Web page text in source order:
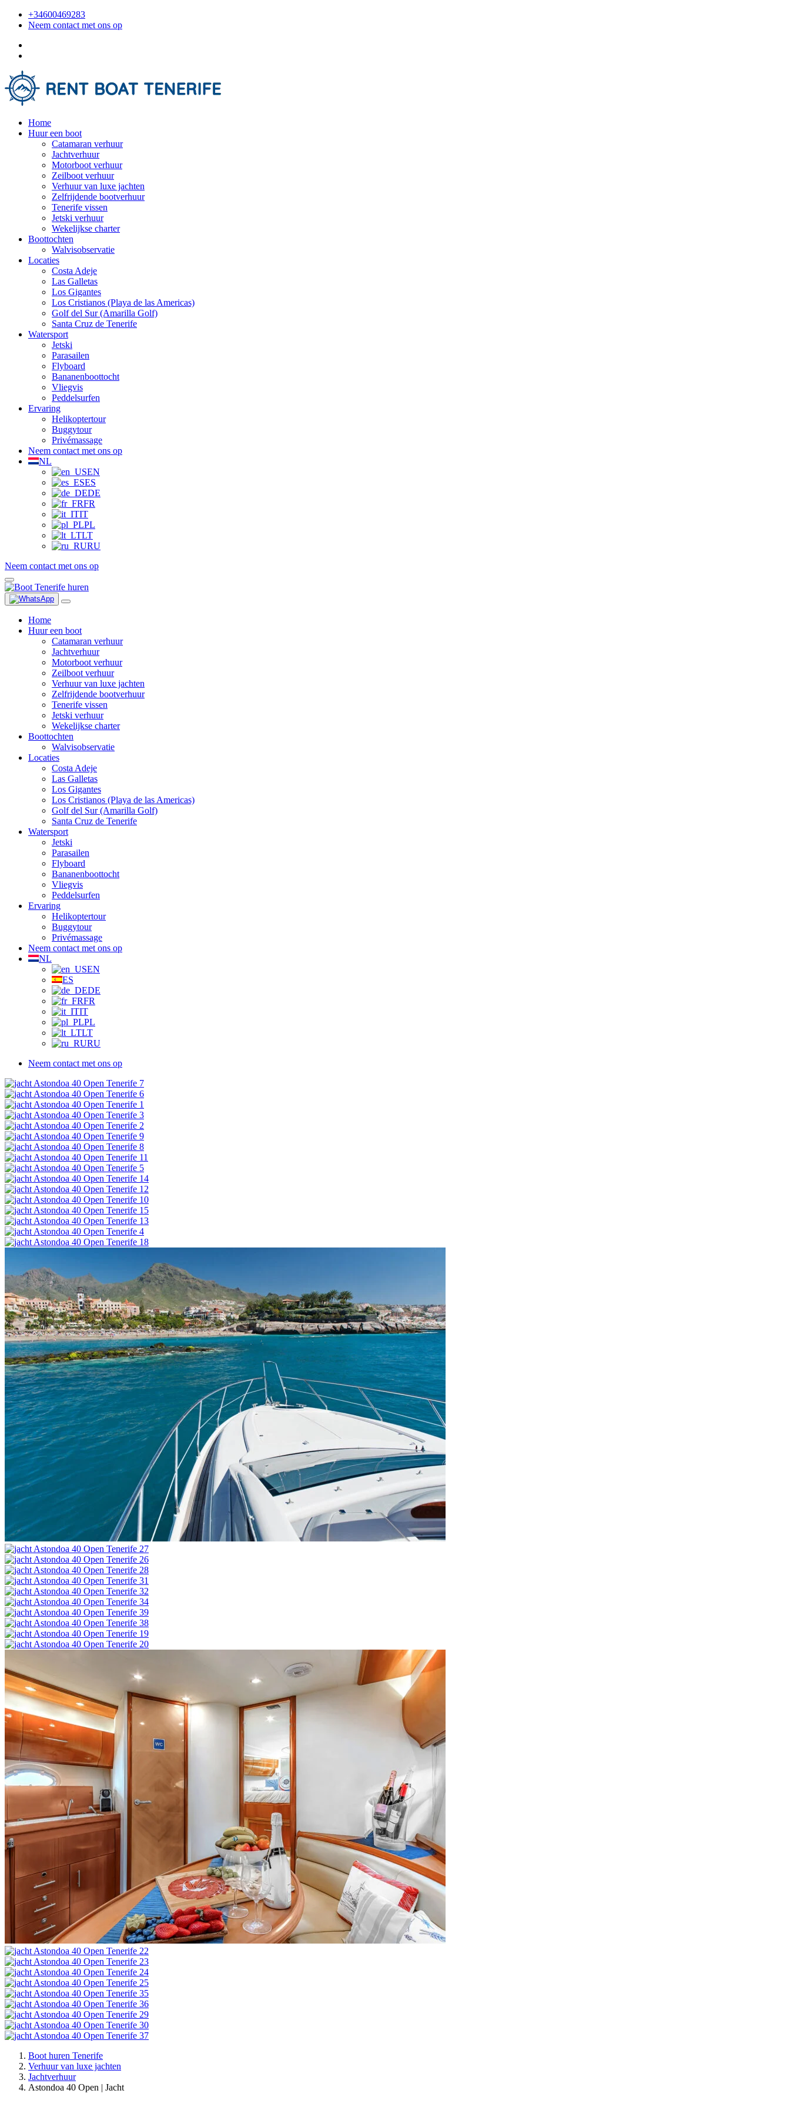
+34600469283
Neem contact met ons op
Home
Huur een boot
Catamaran verhuur
Jachtverhuur
Motorboot verhuur
Zeilboot verhuur
Verhuur van luxe jachten
Zelfrijdende bootverhuur
Tenerife vissen
Jetski verhuur
Wekelijkse charter
Boottochten
Walvisobservatie
Locaties
Costa Adeje
Las Galletas
Los Gigantes
Los Cristianos (Playa de las Americas)
Golf del Sur (Amarilla Golf)
Santa Cruz de Tenerife
Watersport
Jetski
Parasailen
Flyboard
Bananenboottocht
Vliegvis
Peddelsurfen
Ervaring
Helikoptertour
Buggytour
Privémassage
Neem contact met ons op
NL
EN
ES
DE
FR
IT
PL
LT
RU
Neem contact met ons op
Home
Huur een boot
Catamaran verhuur
Jachtverhuur
Motorboot verhuur
Zeilboot verhuur
Verhuur van luxe jachten
Zelfrijdende bootverhuur
Tenerife vissen
Jetski verhuur
Wekelijkse charter
Boottochten
Walvisobservatie
Locaties
Costa Adeje
Las Galletas
Los Gigantes
Los Cristianos (Playa de las Americas)
Golf del Sur (Amarilla Golf)
Santa Cruz de Tenerife
Watersport
Jetski
Parasailen
Flyboard
Bananenboottocht
Vliegvis
Peddelsurfen
Ervaring
Helikoptertour
Buggytour
Privémassage
Neem contact met ons op
NL
EN
ES
DE
FR
IT
PL
LT
RU
Neem contact met ons op
Boot huren Tenerife
Verhuur van luxe jachten
Jachtverhuur
Astondoa 40 Open | Jacht